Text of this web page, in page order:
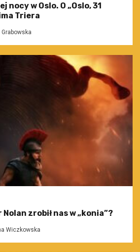
nocy w Oslo. O „Oslo, 31
Triera
zrobił nas w „konia”?
Wiczkowska